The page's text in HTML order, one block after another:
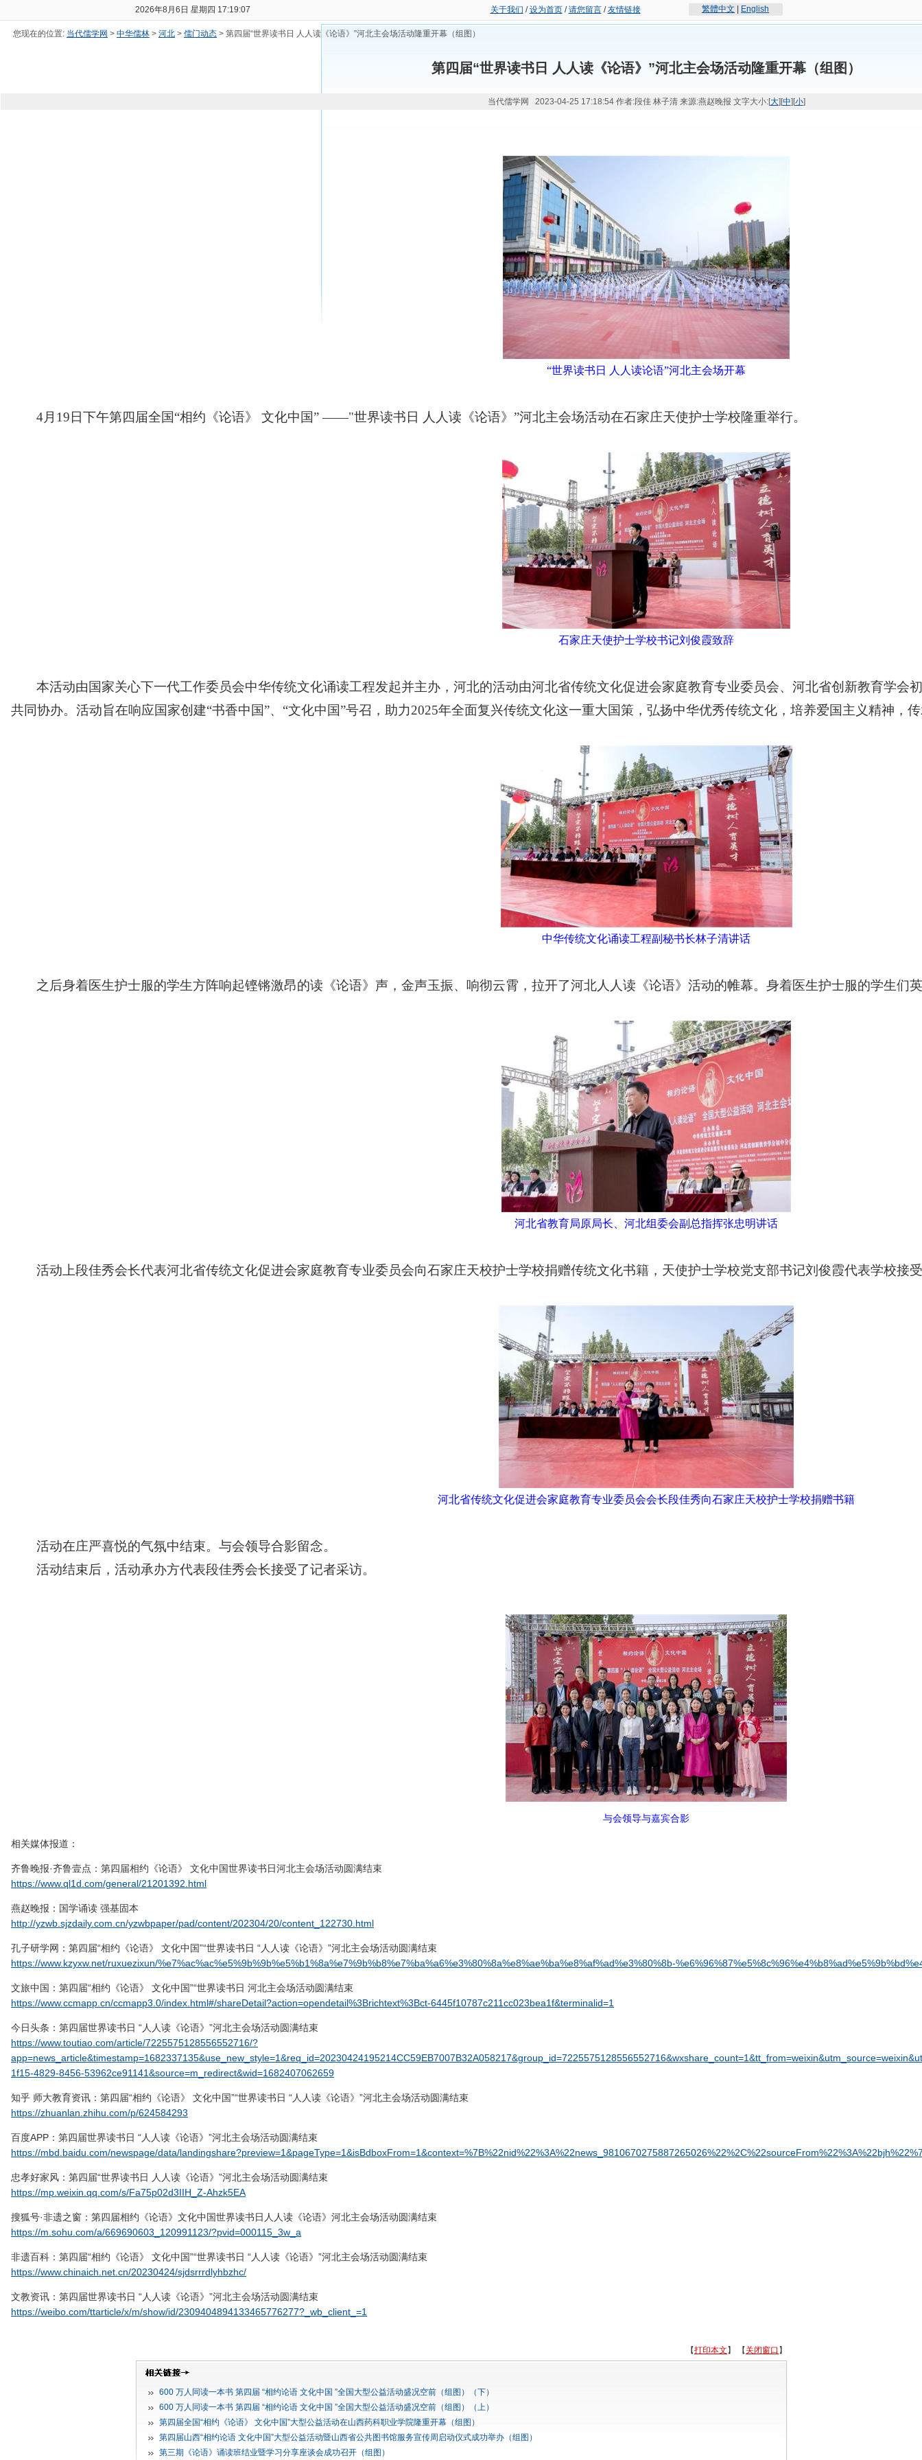
2026年8月6日 星期四 17:19:08 关于我们 /设为首页/请您留言/友情链接 繁體中文 English
您现在的位置: 当代儒学网 > 中华儒林 > 河北 > 儒门动态 > 第四届“世界读书日 人人读《论语》”河北主会场活动隆重开幕（组图）
第四届“世界读书日 人人读《论语》”河北主会场活动隆重开幕（组图）
当代儒学网 2023-04-25 17:18:54 作者:段佳 林子清 来源:燕赵晚报 文字大小:[大][中][小]
“世界读书日 人人读论语”河北主会场开幕
4月19日下午第四届全国“相约《论语》 文化中国” ——"世界读书日 人人读《论语》”河北主会场活动在石家庄天使护士学校隆重举行。
石家庄天使护士学校书记刘俊霞致辞
本活动由国家关心下一代工作委员会中华传统文化诵读工程发起并主办，河北的活动由河北省传统文化促进会家庭教育专业委员会、河北省创新教育学会
共同协办。活动旨在响应国家创建“书香中国”、“文化中国”号召，助力2025年全面复兴传统文化这一重大国策，弘扬中华优秀传统文化，培养爱国主义精神，
中华传统文化诵读工程副秘书长林子清讲话
之后身着医生护士服的学生方阵响起铿锵激昂的读《论语》声，金声玉振、响彻云霄，拉开了河北人人读《论语》活动的帷幕。身着医生护士服的学生们
河北省教育局原局长、河北组委会副总指挥张忠明讲话
活动上段佳秀会长代表河北省传统文化促进会家庭教育专业委员会向石家庄天校护士学校捐赠传统文化书籍，天使护士学校党支部书记刘俊霞代表学校接
河北省传统文化促进会家庭教育专业委员会会长段佳秀向石家庄天校护士学校捐赠书籍
活动在庄严喜悦的气氛中结束。与会领导合影留念。
活动结束后，活动承办方代表段佳秀会长接受了记者采访。
与会领导与嘉宾合影
相关媒体报道：
齐鲁晚报·齐鲁壹点：第四届相约《论语》 文化中国世界读书日河北主会场活动圆满结束
https://www.ql1d.com/general/21201392.html
燕赵晚报：国学诵读 强基固本
http://yzwb.sjzdaily.com.cn/yzwbpaper/pad/content/202304/20/content_122730.html
孔子研学网：第四届“相约《论语》 文化中国”“世界读书日 “人人读《论语》”河北主会场活动圆满结束
https://www.kzyxw.net/ruxuezixun/%e7%ac%ac%e5%9b%9b%e5%b1%8a%e7%9b%b8%e7%ba%a6%e3%80%8a%e8%ae%ba%e8%af%ad%e3%80%8b-
文旅中国：第四届“相约《论语》 文化中国”“世界读书日 河北主会场活动圆满结束
https://www.ccmapp.cn/ccmapp3.0/index.html#/shareDetail?action=opendetail%3Brichtext%3Bct-6445f10787c211cc023bea1f&terminalid=1
今日头条：第四届世界读书日 “人人读《论语》”河北主会场活动圆满结束
https://www.toutiao.com/article/7225575128556552716/?
1f15-4829-8456-53962ce91141&source=m_redirect&wid=1682407062659
知乎 师大教育资讯：第四届“相约《论语》 文化中国”“世界读书日 “人人读《论语》”河北主会场活动圆满结束
https://zhuanlan.zhihu.com/p/624584293
百度APP：第四届世界读书日 “人人读《论语》”河北主会场活动圆满结束
https://mbd.baidu.com/newspage/data/
忠孝好家风：第四届“世界读书日 人人读《论语》”河北主会场活动圆满结束
https://mp.weixin.qq.com/s/Fa75p02d3IIH_Z-Ahzk5EA
搜狐号·非遗之窗：第四届相约《论语》文化中国世界读书日人人读《论语》河北主会场活动圆满结束
https://m.sohu.com/a/669690603_120991123/?pvid=000115_3w_a
非遗百科：第四届“相约《论语》 文化中国”“世界读书日 “人人读《论语》”河北主会场活动圆满结束
https://www.chinaich.net.cn/20230424/sjdsrrrdlyhbzhc/
文教资讯：第四届世界读书日 “人人读《论语》”河北主会场活动圆满结束
https://weibo.com/ttarticle/x/m/show/id/2309404894133465776277?_wb_client_=1
【打印本文 】 【 关闭窗口 】
600 万人同读一本书 第四届 “相约论语 文化中国 ”全国大型公益活动盛况空前（组图）（下）
600 万人同读一本书 第四届 “相约论语 文化中国 ”全国大型公益活动盛况空前（组图）（上）
第四届全国“相约《论语》 文化中国”大型公益活动在山西药科职业学院隆重开幕（组图）
第四届山西“相约论语 文化中国”大型公益活动暨山西省公共图书馆服务宣传周启动仪式成功举办（组图）
第三期《论语》诵读班结业暨学习分享座谈会成功召开（组图）